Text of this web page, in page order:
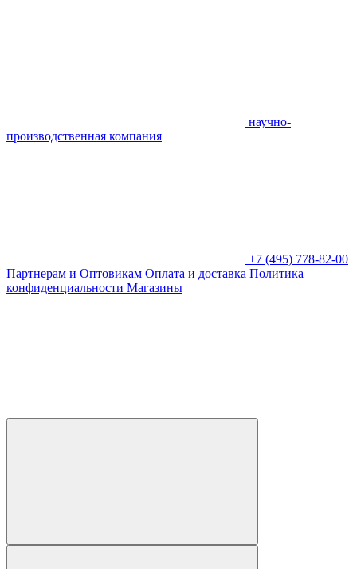
научно-
производственная компания
+7 (495) 778-82-00
Партнерам и Оптовикам Оплата и доставка Политика
конфиденциальности Магазины